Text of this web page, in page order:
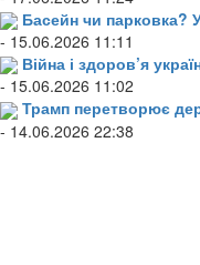
Басейн чи парковка?
- 15.06.2026 11:11
Війна і здоров’я
- 15.06.2026 11:02
Трамп перетворює
- 14.06.2026 22:38